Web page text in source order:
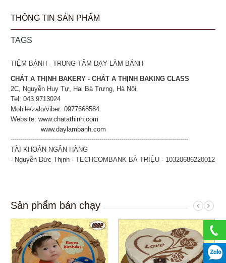
THÔNG TIN SẢN PHẨM
TAGS
TIỆM BÁNH - TRUNG TÂM DẠY LÀM BÁNH
CHÁT A THỊNH BAKERY - CHÁT A THỊNH BAKING CLASS
2C, Nguyễn Huy Tự, Hai Bà Trưng, Hà Nội.
Tel: 043.9713024
Mobile/zalo/viber: 0977668584
Website:www.chatathinh.com
www.daylambanh.com
----------------------------------------------------------------------------------------
TÀI KHOẢN NGÂN HÀNG
- Nguyễn Đức Thịnh - TECHCOMBANK BÀ TRIỆU - 10320686220012
Sản phẩm bán chạy